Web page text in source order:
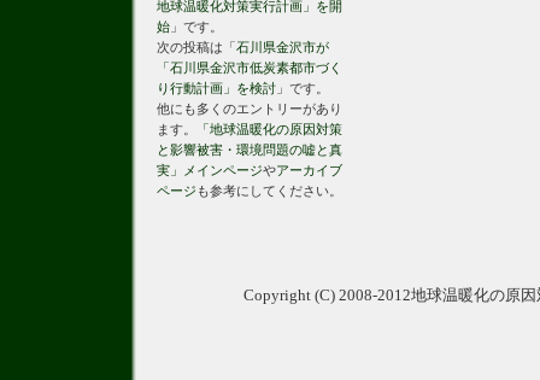
地球温暖化対策実行計画」を開
始 」です。
次の投稿は「石川県金沢市が
「石川県金沢市低炭素都市づく
り行動計画」を検討 」です。
他にも多くのエントリーがあり
ます。
「地球温暖化の原因対策
と影響被害・環境問題の嘘と真
実」メインページやアーカイブ
ページ も参考にしてください。
Copyright (C) 2008-2012地球温暖化の原